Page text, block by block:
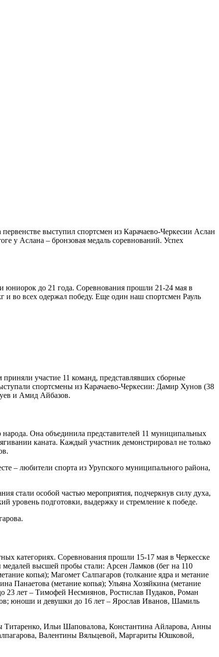
выступил спортсмен из Карачаево-Черкесии Аслан
у Аслана – бронзовая медаль соревнований. Успех
юниорок до 21 года. Соревнования прошли 21-24 мая в
во всех одержал победу. Еще один наш спортсмен Рауль
участие 11 команд, представлявших сборные
спортсмены из Карачаево-Черкесии: Дамир Хунов (38
и Амид Айбазов.
Она объединила представителей 11 муниципальных
каната. Каждый участник демонстрировал не только
– любители спорта из Урупского муниципального района,
стали особой частью мероприятия, подчеркнув силу духа,
уровень подготовки, выдержку и стремление к победе.
категориях. Соревнования прошли 15-17 мая в Черкесске
высшей пробы стали: Арсен Ламков (бег на 110
копья); Магомет Салпагаров (толкание ядра и метание
Панаетова (метание копья); Ульяна Хозяйкина (метание
23 лет – Тимофей Несмиянов, Ростислав Пудаков, Роман
юноши и девушки до 16 лет – Ярослав Иванов, Шамиль
Титаренко, Ильи Шаповалова, Константина Айларова, Анны
Валентины Вяльцевой, Маргариты Юшковой,